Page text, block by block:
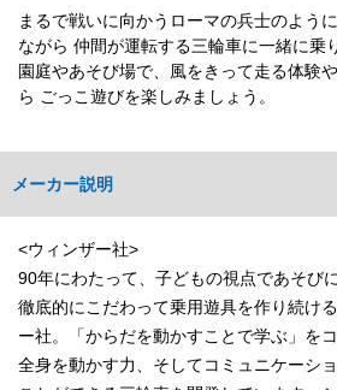
まるで戦いに向かうローマの兵士のよう
ながら 仲間が運転する三輪車に一緒に乗
園庭やあそび場で、風をきって走る体験
ら ごっこ遊びを楽しみましょう。
メーカー説明
<ウィンザー社>
90年にわたって、子どもの視点であそび
徹底的にこだわって乗用遊具を作り続け
ー社。「からだを動かすことで学ぶ」を
全身を動かす力、そしてコミュニケーシ